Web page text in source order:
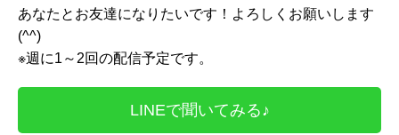
あなたとお友達になりたいです！よろしくお願いします
(^^)
※週に1～2回の配信予定です。
LINEで聞いてみる♪